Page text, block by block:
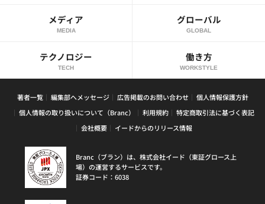
メディア
MEDIA
グローバル
GLOBAL
テクノロジー
TECH
働き方
WORKSTYLE
著者一覧 編集部へメッセージ 広告掲載のお問い合わせ
個人情報保護方針
個人情報の取り扱いについて（Branc）
利用規約
特定商取引法に基づく表記
会社概要
イードからのリリース情報
Branc（ブラン）は、株式会社イード（東証グロース上
場）の運営するサービスです。
証券コード：6038